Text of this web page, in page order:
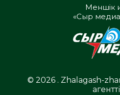
Меншік
«Сыр
© 2026 . Zhalagash-